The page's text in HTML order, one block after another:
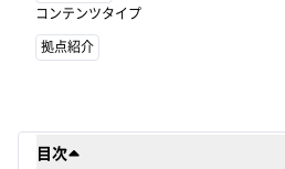
コンテンツタイプ
拠点紹介
目次